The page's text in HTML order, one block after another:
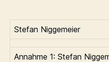
Stefan Niggemeier
Annahme 1: Stefan